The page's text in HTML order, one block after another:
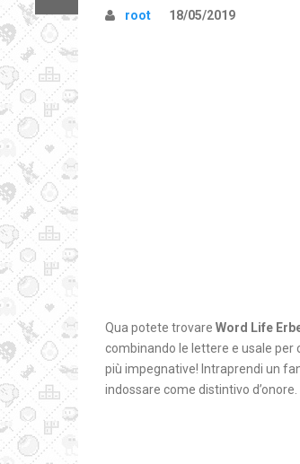
root 18/05/2019
Qua potete trovare Word Life
combinando le lettere e usale per
più impegnative! Intraprendi un
indossare come distintivo